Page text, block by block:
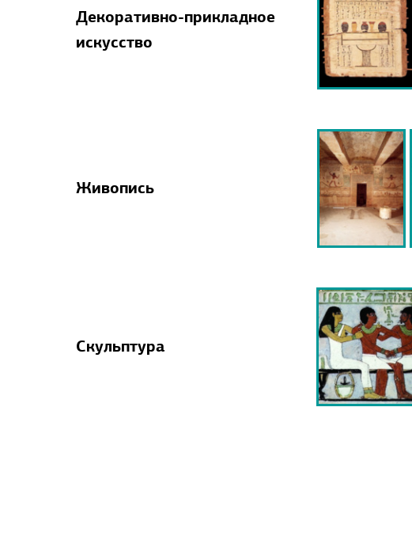
Декоративно-прикладное
искусство
Живопись
Скульптура